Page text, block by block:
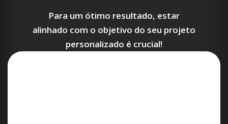
Para um ótimo resultado, estar
alinhado com o objetivo do seu projeto
personalizado é crucial!